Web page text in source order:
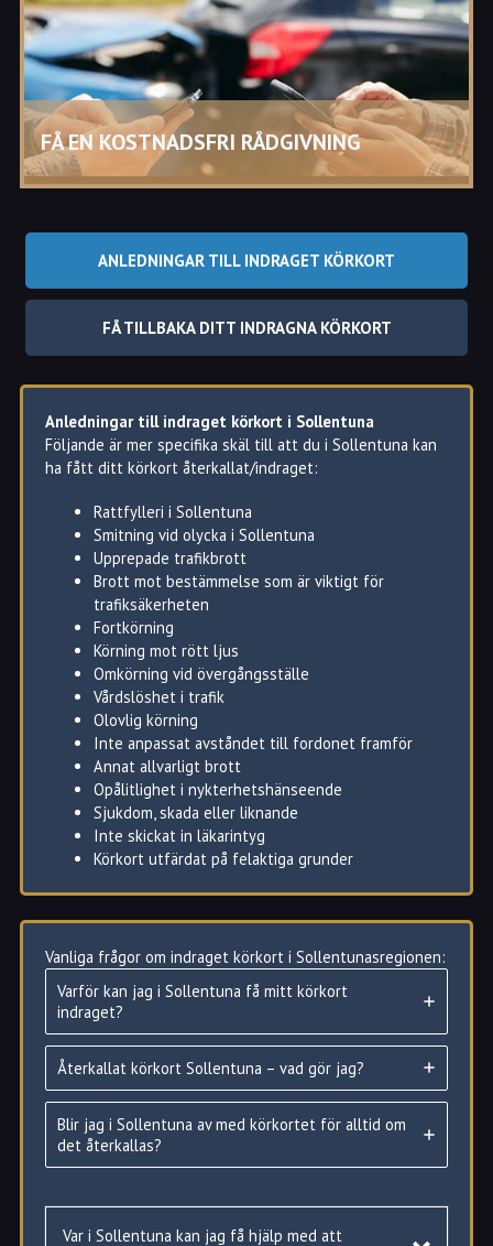
Ett körkort återkallas i regel inte permanent utan det har
en spärrtid som varierar beroende på vad som förorsakat
att körkortet återkallats.
Under spärrtiden kan körkortet givetvis inte användas
och/eller utfärda ett nytt körkort.
Ett körkort återkallas om den som har körkortet:
Eller genom upprepade brott visar ovilja att rätta
sig efter de regler som råder i trafiken
Med andra ord så kan du i Sollentuna få ditt körkort
indraget om du har gjort ett grovt, eller flera lindriga
trafikbrott.
Ens körkort kan även återkallas av medicinska skäl.
indraget körkort.
Det senare är ett annat uttryck för det korrekta juridiska
begreppet återkallat körkort.
FÅ EN KOSTNADSFRI RÅDGIVNING
ANLEDNINGAR TILL INDRAGET KÖRKORT
FÅ TILLBAKA DITT INDRAGNA KÖRKORT
Anledningar till indraget körkort i Sollentuna
Följande är mer specifika skäl till att du i Sollentuna kan
ha fått ditt körkort återkallat/indraget:
Rattfylleri i Sollentuna
Smitning vid olycka i Sollentuna
Upprepade trafikbrott
Brott mot bestämmelse som är viktigt för
trafiksäkerheten
Fortkörning
Körning mot rött ljus
Omkörning vid övergångsställe
Vårdslöshet i trafik
Olovlig körning
Inte anpassat avståndet till fordonet framför
Annat allvarligt brott
Opålitlighet i nykterhetshänseende
Sjukdom, skada eller liknande
Inte skickat in läkarintyg
Körkort utfärdat på felaktiga grunder
Hur du i Sollentuna kan få tillbaka ditt indragna körkort
Om du i Sollentuna har gjort någon lättare förseelser,
såsom t.ex rödljuskörning, får du tillbaka körkortet utan
ytterligare prövning.
Såvida du inte haft prövotid på körkortet (inom 2 år från
utfärdande). Då måste du göra ett körkortsprov igen.
Likaså om du ej haft prövotid men haft körkortet
indraget i mer än ett år.
Har ditt körkort blivit återkallat på grund av medicinska
skäl så måste du skicka in ett läkarintyg samt ny ansökan
Vanliga frågor om indraget körkort i Sollentunasregionen:
Varför kan jag i Sollentuna få mitt körkort
indraget?
Återkallat körkort Sollentuna – vad gör jag?
Blir jag i Sollentuna av med körkortet för alltid om
det återkallas?
Var i Sollentuna kan jag få hjälp med att